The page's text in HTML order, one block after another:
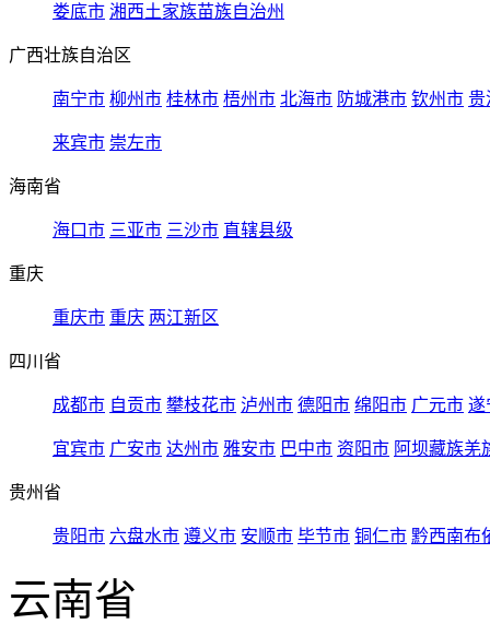
娄底市 湘西土家族苗族自治州
广西壮族自治区
南宁市 柳州市 桂林市 梧州市 北海市 防城港市 钦州市 贵
来宾市 崇左市
海南省
海口市 三亚市 三沙市 直辖县级
重庆
重庆市 重庆 两江新区
四川省
成都市 自贡市 攀枝花市 泸州市 德阳市 绵阳市 广元市 遂
宜宾市 广安市 达州市 雅安市 巴中市 资阳市 阿坝藏族羌
贵州省
贵阳市 六盘水市 遵义市 安顺市 毕节市 铜仁市 黔西南布
云南省